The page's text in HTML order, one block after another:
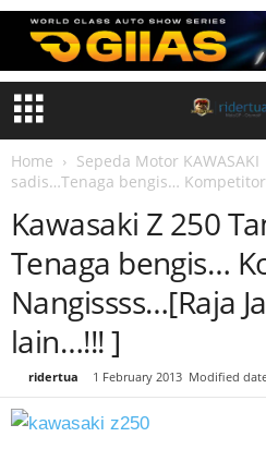
Home Sepeda Motor KAWASAKI
sadis…Tenaga bengis…
Kawasaki Z 250
Tenaga bengis…
Nangissss…[Raja
lain…!!! ]
ridertua 1 February 2013 Modified